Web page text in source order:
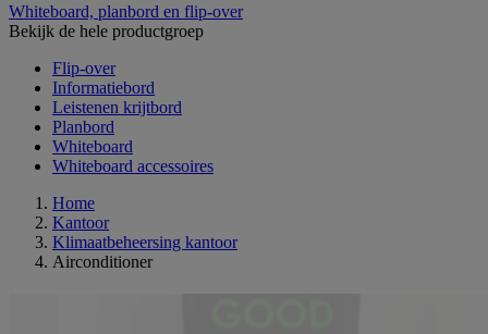
Whiteboard, planbord en flip-over
Bekijk de hele productgroep
Flip-over
Informatiebord
Leistenen krijtbord
Planbord
Whiteboard
Whiteboard accessoires
Home
Kantoor
Klimaatbeheersing kantoor
Airconditioner